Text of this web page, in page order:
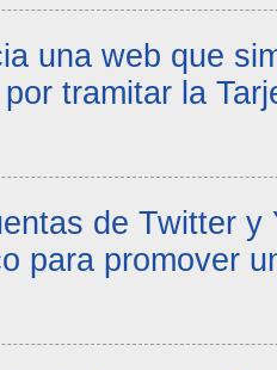
una web que
tramitar la
de Twitter y
para promover